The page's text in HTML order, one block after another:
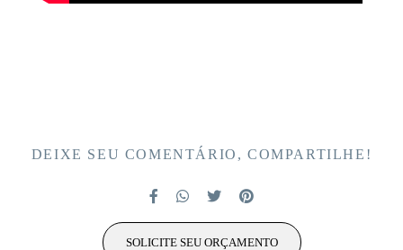
DEIXE SEU COMENTÁRIO, COMPARTILHE!
SOLICITE SEU ORÇAMENTO